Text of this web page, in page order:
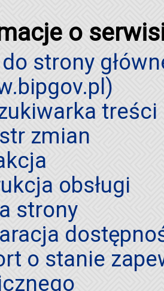
o
strony
zmian
obsługi
strony
o stanie